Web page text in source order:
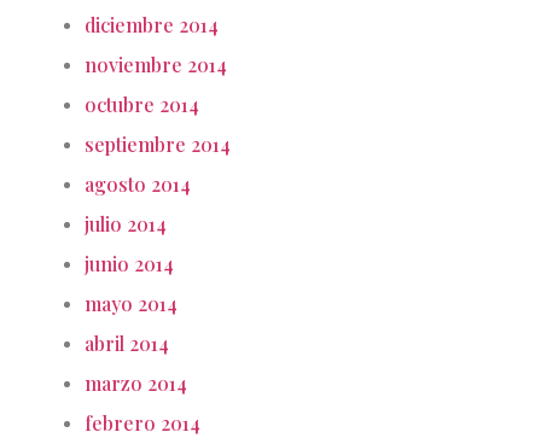
diciembre 2014
noviembre 2014
octubre 2014
septiembre 2014
agosto 2014
julio 2014
junio 2014
mayo 2014
abril 2014
marzo 2014
febrero 2014